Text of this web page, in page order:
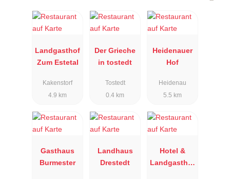
Landgasthof
Zum Estetal
Kakenstorf
4.9 km
Der Grieche
in tostedt
Tostedt
0.4 km
Heidenauer
Hof
Heidenau
5.5 km
Gasthaus
Burmester
Landhaus
Drestedt
Hotel &
Landgasthof